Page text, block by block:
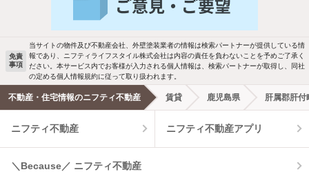
洗濯機置場あり 独立洗面台
エアコンあり 都市ガス
温水洗浄便座 オートロック
コンロ2口以上
免責
事項
当サイトの物件及び不動産会社、外壁塗装業者の情報は検索パートナーが提供している情
報であり、ニフティライフスタイル株式会社は内容の責任を負わないことを予めご了承く
ださい。本サービス内でお客様が入力される個人情報は、検索パートナーが取得し、同社
の定める個人情報規約に従って取り扱われます。
不動産・住宅情報のニフティ不動産 賃貸 鹿児島県 肝属郡肝付
ニフティ不動産 ニフティ不動産アプリ
＼Because／ ニフティ不動産